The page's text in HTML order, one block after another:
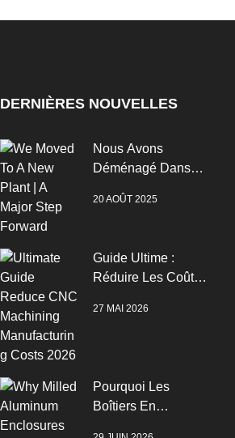
DERNIÈRES NOUVELLES
Nous Avons
Déménagé Dans
| Un Grand Pas En
20 AOÛT 2025
Guide Ultime :
Réduire Les Coûts
L’usinage CNC
27 MAI 2026
Pourquoi Les
Boîtiers En